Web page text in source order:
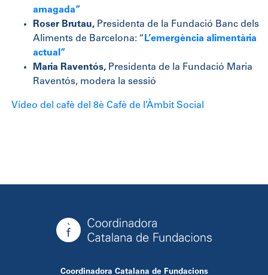
amagada”
Roser Brutau, Presidenta de la Fundació Banc dels
Aliments de Barcelona: “ L’emergència alimentària
actual”
Maria Raventós, Presidenta de la Fundació Maria
Raventós, modera la sessió
Vídeo del cafè del 8è Cafè de l’Àmbit Social
Coordinadora Catalana de Fundacions